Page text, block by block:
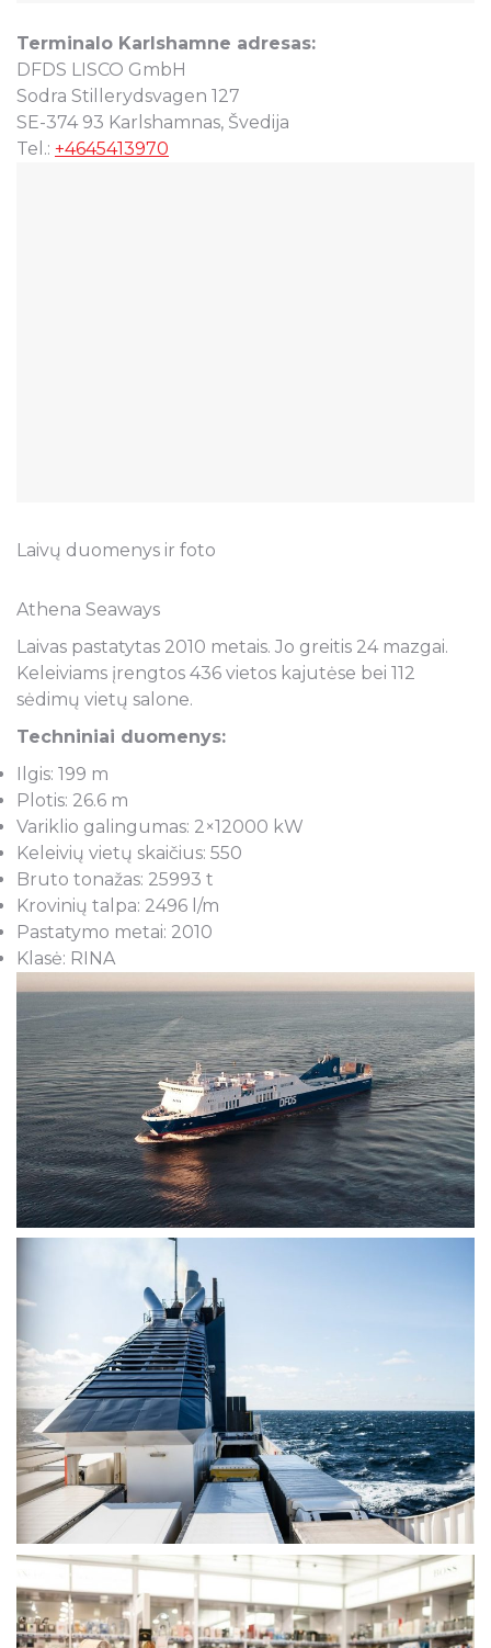
Terminalo Karlshamne adresas:
DFDS LISCO GmbH
Sodra Stillerydsvagen 127
SE-374 93 Karlshamnas, Švedija
Tel.: +4645413970
Laivų duomenys ir foto
Athena Seaways
Laivas pastatytas 2010 metais. Jo greitis 24 mazgai.
Keleiviams įrengtos 436 vietos kajutėse bei 112
sėdimų vietų salone.
Techniniai duomenys:
Ilgis: 199 m
Plotis: 26.6 m
Variklio galingumas: 2×12000 kW
Keleivių vietų skaičius: 550
Bruto tonažas: 25993 t
Krovinių talpa: 2496 l/m
Pastatymo metai: 2010
Klasė: RINA